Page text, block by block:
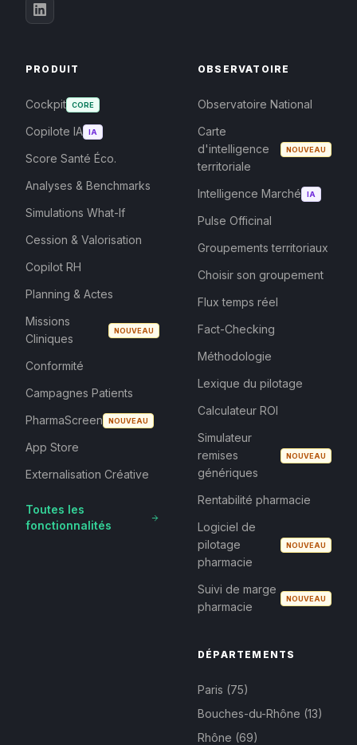
PRODUIT
Cockpit CORE
Copilote IA IA
Score Santé Éco.
Analyses & Benchmarks
Simulations What-If
Cession & Valorisation
Copilot RH
Planning & Actes
Missions
Cliniques
NOUVEAU
Conformité
Campagnes Patients
PharmaScreen
NOUVEAU
App Store
Externalisation Créative
Toutes les
fonctionnalités
OBSERVATOIRE
Observatoire National
Carte
d'intelligence
territoriale
NOUVEAU
Intelligence Marché IA
Pulse Officinal
Groupements territoriaux
Choisir son groupement
Flux temps réel
Fact-Checking
Méthodologie
Lexique du pilotage
Calculateur ROI
Simulateur
remises
génériques
NOUVEAU
Rentabilité pharmacie
Logiciel de
pilotage
pharmacie
NOUVEAU
Suivi de marge
pharmacie
NOUVEAU
DÉPARTEMENTS
Paris (75)
Bouches-du-Rhône (13)
Rhône (69)